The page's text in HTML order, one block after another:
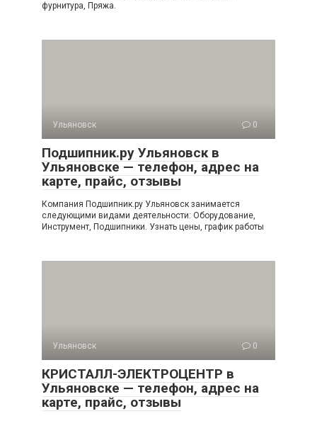
фурнитура, Пряжа.
Ульяновск 0
Подшипник.ру Ульяновск в
Ульяновске — телефон, адрес на
карте, прайс, отзывы
Компания Подшипник.ру Ульяновск занимается
следующими видами деятельности: Оборудование,
Инструмент, Подшипники. Узнать цены, график работы
Ульяновск 0
КРИСТАЛЛ-ЭЛЕКТРОЦЕНТР в
Ульяновске — телефон, адрес на
карте, прайс, отзывы